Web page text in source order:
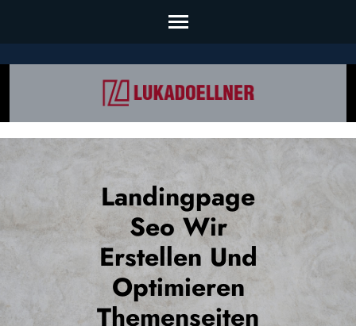
Landingpage
Seo Wir
Erstellen Und
Optimieren
Themenseiten